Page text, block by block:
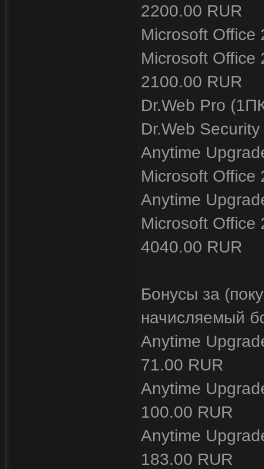
2200.00 RUR
Microsoft Office
Microsoft Office
2100.00 RUR
Dr.Web Pro
Dr.Web
Anytime
Microsoft Office
Anytime
Microsoft Office
4040.00 RUR
Бонусы за
начисляемый
Anytime
71.00 RUR
Anytime
100.00 RUR
Anytime
183.00 RUR